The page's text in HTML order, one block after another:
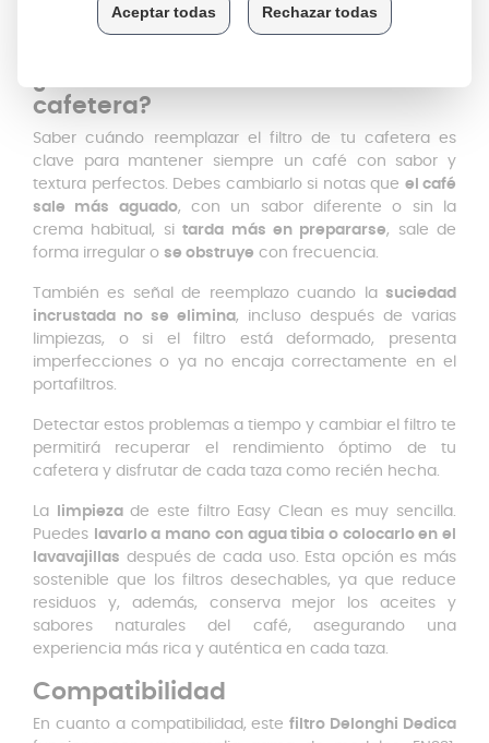
significa que tendrás todas las herramientas necesarias
para conseguir un café perfecto en casa.
cafetera?
Saber cuándo reemplazar el filtro de tu cafetera es
clave para mantener siempre un café con sabor y
textura perfectos. Debes cambiarlo si notas que el café
sale más aguado, con un sabor diferente o sin la
crema habitual, sitarda más en prepararse, sale de
forma irregular o se obstruye con frecuencia.
También es señal de reemplazo cuando la suciedad
incrustada no se elimina, incluso después de varias
limpiezas, o si el filtro está deformado, presenta
imperfecciones o ya no encaja correctamente en el
portafiltros.
Detectar estos problemas a tiempo y cambiar el filtro te
permitirá recuperar el rendimiento óptimo de tu
cafetera y disfrutar de cada taza como recién hecha.
La limpiezade este filtro Easy Clean es muy sencilla.
Puedes
lavarlo a mano con agua tibia o colocarlo en el
lavavajillas después de cada uso. Esta opción es más
sostenible que los filtros desechables, ya que reduce
residuos y, además, conserva mejor los aceites y
sabores naturales del café, asegurando una
experiencia más rica y auténtica en cada taza.
Compatibilidad
En cuanto a compatibilidad, estefiltro Delonghi Dedica